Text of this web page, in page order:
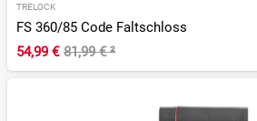
TRELOCK
FS 360/85 Code Faltschloss
54,99 € 81,99 €²